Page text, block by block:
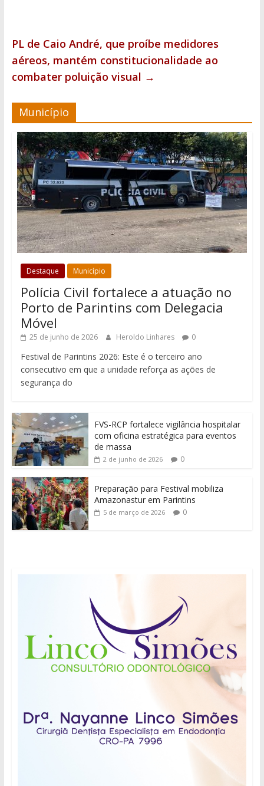
PL de Caio André, que proíbe medidores
aéreos, mantém constitucionalidade ao
combater poluição visual →
Município
Destaque Município
Polícia Civil fortalece a atuação no
Porto de Parintins com Delegacia
Móvel
25 de junho de 2026 Heroldo Linhares 0
Festival de Parintins 2026: Este é o terceiro ano
consecutivo em que a unidade reforça as ações de
segurança do
FVS-RCP fortalece vigilância hospitalar
com oficina estratégica para eventos
de massa
2 de junho de 2026 0
Preparação para Festival mobiliza
Amazonastur em Parintins
5 de março de 2026 0